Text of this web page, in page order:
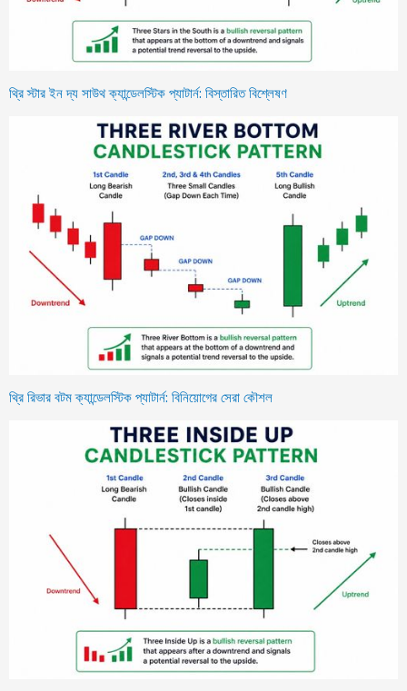
থ্রি স্টার ইন দ্য সাউথ ক্যান্ডেলস্টিক প্যাটার্ন: বিস্তারিত বিশ্লেষণ
থ্রি রিভার বটম ক্যান্ডেলস্টিক প্যাটার্ন: বিনিয়োগের সেরা কৌশল